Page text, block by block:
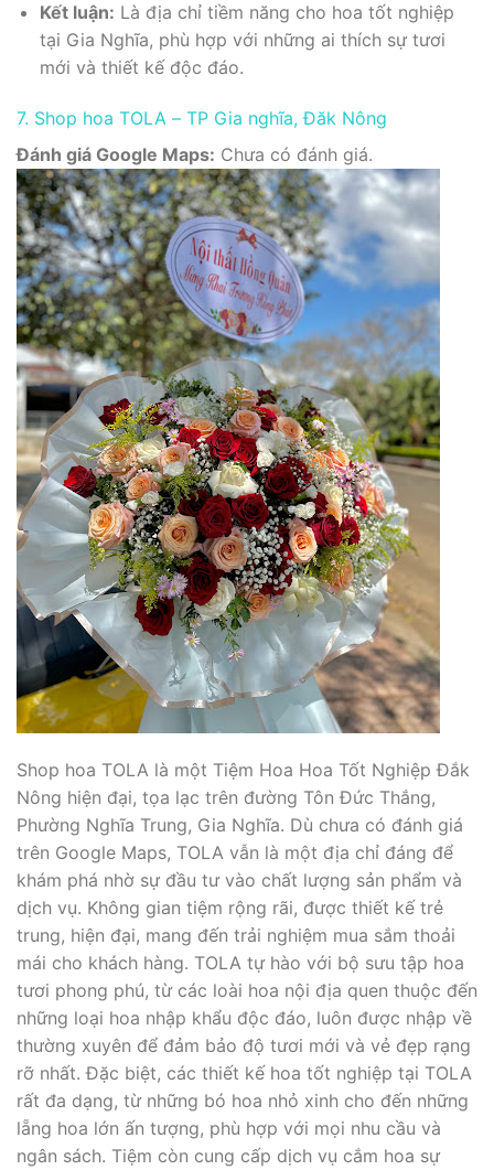
Kết luận: Là địa chỉ tiềm năng cho hoa tốt nghiệp
tại Gia Nghĩa, phù hợp với những ai thích sự tươi
mới và thiết kế độc đáo.
7. Shop hoa TOLA – TP Gia nghĩa, Đăk Nông
Đánh giá Google Maps: Chưa có đánh giá.
Shop hoa TOLA là một Tiệm Hoa Hoa Tốt Nghiệp Đắk
Nông hiện đại, tọa lạc trên đường Tôn Đức Thắng,
Phường Nghĩa Trung, Gia Nghĩa. Dù chưa có đánh giá
trên Google Maps, TOLA vẫn là một địa chỉ đáng để
khám phá nhờ sự đầu tư vào chất lượng sản phẩm và
dịch vụ. Không gian tiệm rộng rãi, được thiết kế trẻ
trung, hiện đại, mang đến trải nghiệm mua sắm thoải
mái cho khách hàng. TOLA tự hào với bộ sưu tập hoa
tươi phong phú, từ các loài hoa nội địa quen thuộc đến
những loại hoa nhập khẩu độc đáo, luôn được nhập về
thường xuyên để đảm bảo độ tươi mới và vẻ đẹp rạng
rỡ nhất. Đặc biệt, các thiết kế hoa tốt nghiệp tại TOLA
rất đa dạng, từ những bó hoa nhỏ xinh cho đến những
lẵng hoa lớn ấn tượng, phù hợp với mọi nhu cầu và
ngân sách. Tiệm còn cung cấp dịch vụ cắm hoa sự